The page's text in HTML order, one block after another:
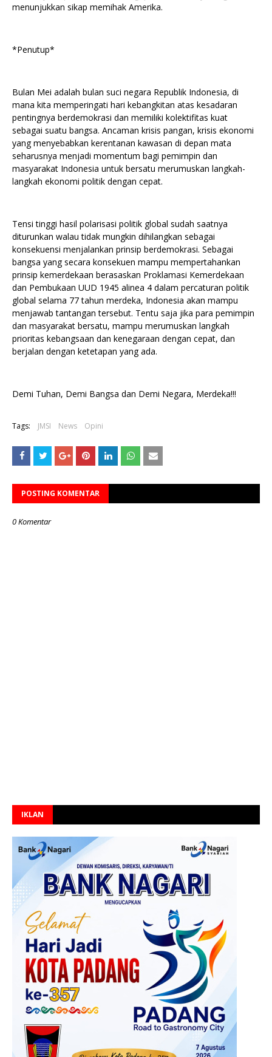
menunjukkan sikap memihak Amerika.
*Penutup*
Bulan Mei adalah bulan suci negara Republik Indonesia, di
mana kita memperingati hari kebangkitan atas kesadaran
pentingnya berdemokrasi dan memiliki kolektifitas kuat
sebagai suatu bangsa. Ancaman krisis pangan, krisis ekonomi
yang menyebabkan kerentanan kawasan di depan mata
seharusnya menjadi momentum bagi pemimpin dan
masyarakat Indonesia untuk bersatu merumuskan langkah-
langkah ekonomi politik dengan cepat.
Tensi tinggi hasil polarisasi politik global sudah saatnya
diturunkan walau tidak mungkin dihilangkan sebagai
konsekuensi menjalankan prinsip berdemokrasi. Sebagai
bangsa yang secara konsekuen mampu mempertahankan
prinsip kemerdekaan berasaskan Proklamasi Kemerdekaan
dan Pembukaan UUD 1945 alinea 4 dalam percaturan politik
global selama 77 tahun merdeka, Indonesia akan mampu
menjawab tantangan tersebut. Tentu saja jika para pemimpin
dan masyarakat bersatu, mampu merumuskan langkah
prioritas kebangsaan dan kenegaraan dengan cepat, dan
berjalan dengan ketetapan yang ada.
Demi Tuhan, Demi Bangsa dan Demi Negara, Merdeka!!!
Tags: JMSI News Opini
POSTING KOMENTAR
0 Komentar
IKLAN